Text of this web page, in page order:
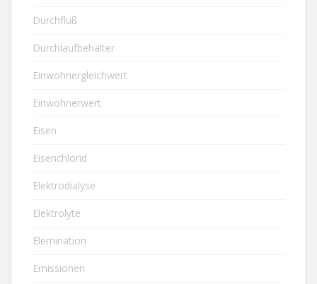
Durchfluß
Durchlaufbehälter
Einwohnergleichwert
Einwohnerwert
Eisen
Eisenchlorid
Elektrodialyse
Elektrolyte
Elemination
Emissionen